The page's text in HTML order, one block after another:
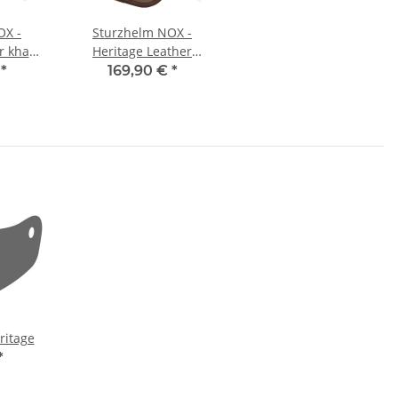
-
khaki
*
Sturzhelm NOX -
Heritage Leather
schwarz matt braun L
169,90 € *